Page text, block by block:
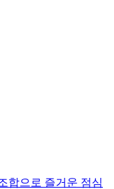
합으로 즐거운 점심